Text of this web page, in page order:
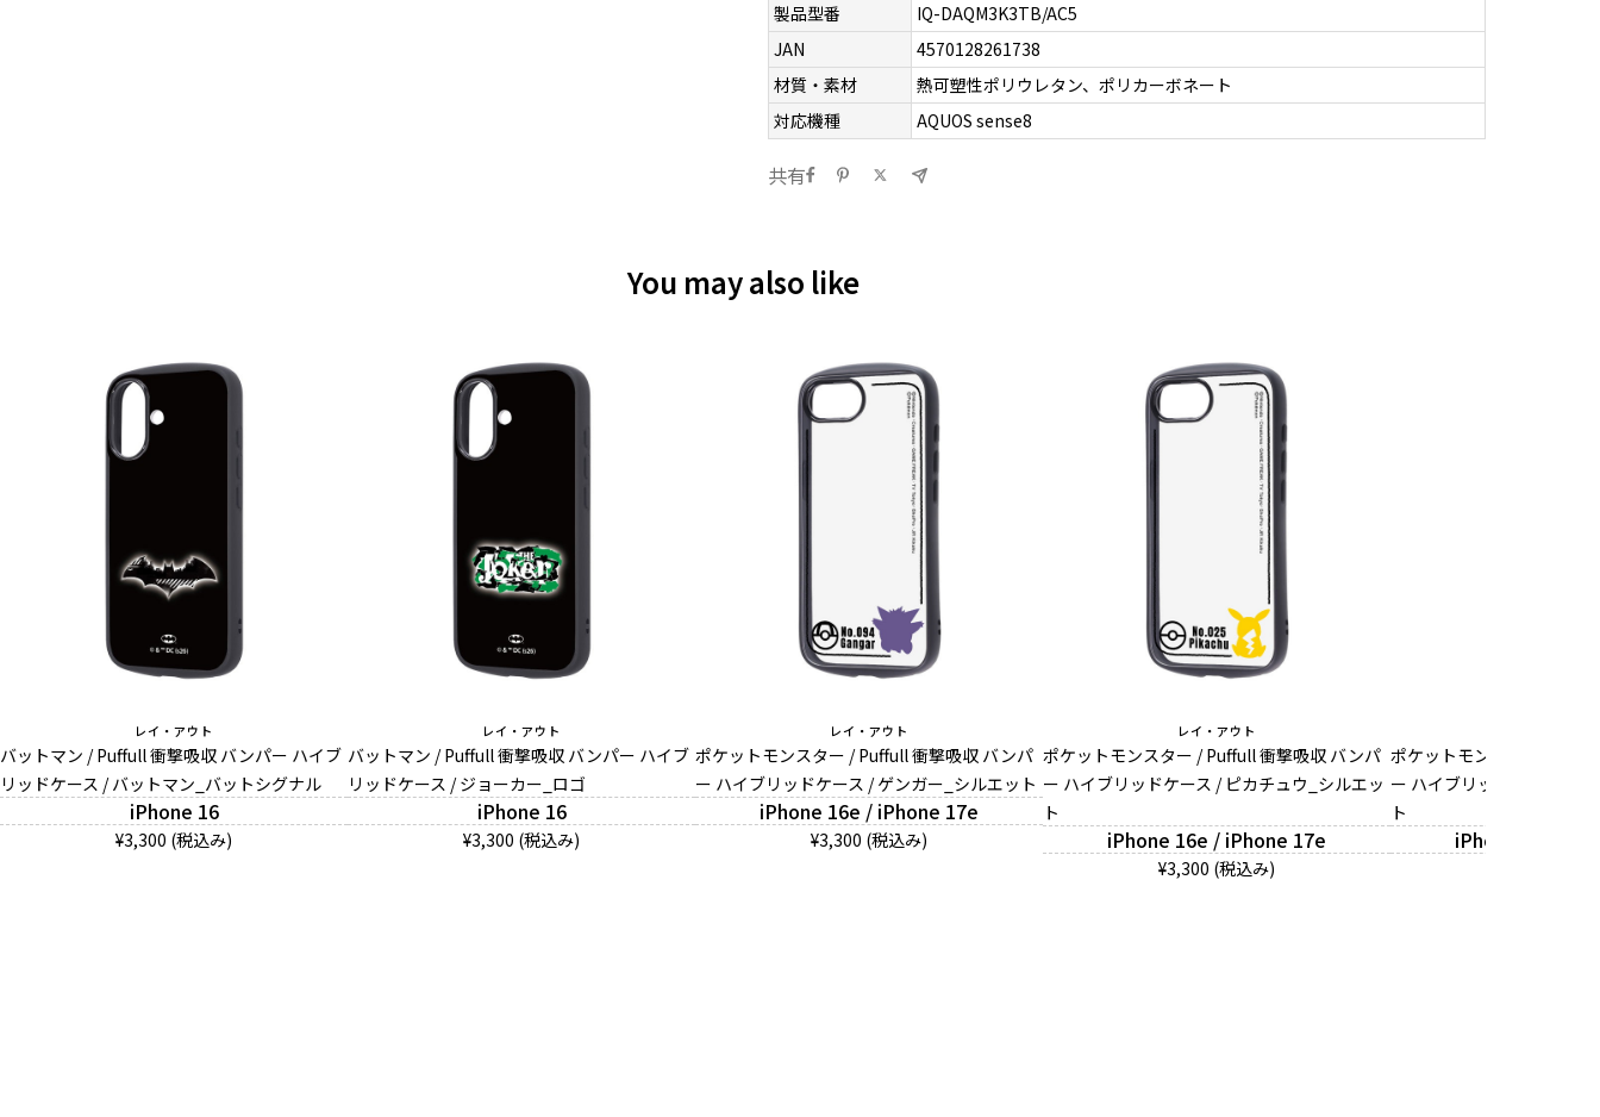
製品型番
IQ-DAQM3K3TB/AC5
JAN
4570128261738
材質・素材
熱可塑性ポリウレタン、ポリカーボネート
対応機種
AQUOS sense8
共有
You may also like
レイ・アウト
バットマン / Puffull 衝撃吸収 バンパー ハイブ
リッドケース / バットマン_バットシグナル
iPhone 16
¥3,300 (税込み)
レイ・アウト
バットマン / Puffull 衝撃吸収 バンパー ハイブ
リッドケース / ジョーカー_ロゴ
iPhone 16
¥3,300 (税込み)
レイ・アウト
ポケットモンスター / Puffull 衝撃吸収 バンパ
ー ハイブリッドケース / ゲンガー_シルエット
iPhone 16e / iPhone 17e
¥3,300 (税込み)
レイ・アウト
ポケットモンスター / Puffull 衝撃吸収 バンパ
ー ハイブリッドケース / ピカチュウ_シルエッ
ト
iPhone 16e / iPhone 17e
¥3,300 (税込み)
ポケットモンスター /
ー ハイブリッドケース / ブ
ト
iPhone 16e /